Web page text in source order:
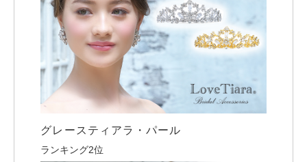
グレースティアラ・パール
ランキング2位